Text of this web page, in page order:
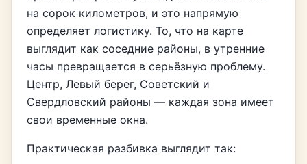
на сорок километров, и это напрямую
определяет логистику. То, что на карте
выглядит как соседние районы, в утренние
часы превращается в серьёзную проблему.
Центр, Левый берег, Советский и
Свердловский районы — каждая зона имеет
свои временные окна.
Практическая разбивка выглядит так: